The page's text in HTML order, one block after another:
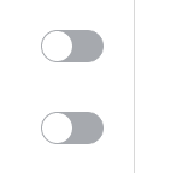
BESZÉDE -
Andreas:
Kedves
munka ünnepén, az
hozzánk: "Az én
[2025.05.01.] "Te
vagyok. Én azért
jöttem a világba,